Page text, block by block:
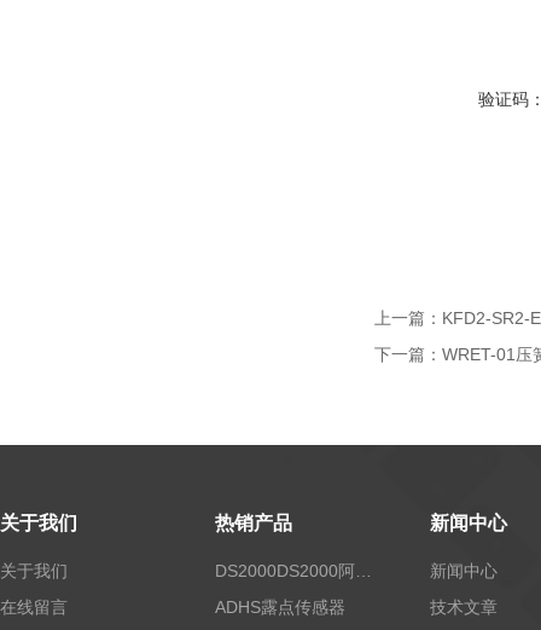
验证码
上一篇： KFD2-SR2-
下一篇： WRET-01压
关于我们
关于我们
在线留言
热销产品
ADHS露点传感器
新闻中心
新闻中心
技术文章